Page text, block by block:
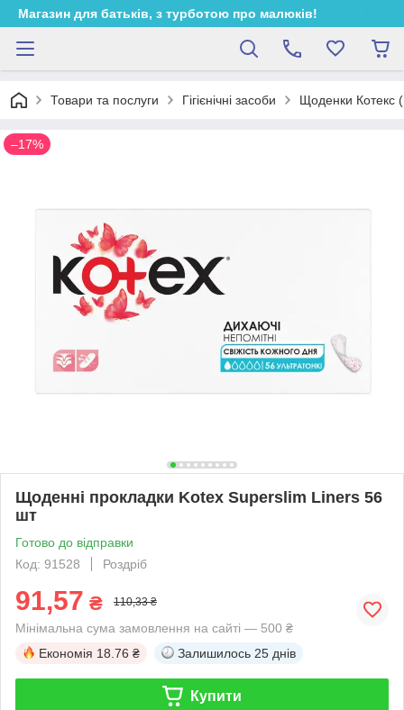
Магазин для батьків, з турботою про малюків!
Товари та послуги Гігієнічні засоби Щоденки Котекс
–17%
Щоденні прокладки Kotex Superslim Liners 56
шт
Готово до відправки
Код: 91528
Роздріб
91,57 ₴ 110,33 ₴
Мінімальна сума замовлення на сайті — 500 ₴
Економія 18.76 ₴ Залишилось 25 днів
Купити